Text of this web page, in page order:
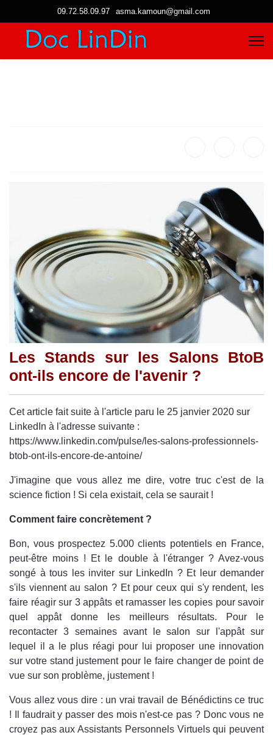
09.72.58.09.97 asma.kamoun@gmail.com
Les Stands sur les Salons BtoB
ont-ils encore de l'avenir ?
Cet article fait suite à l'article paru le 25 janvier 2020 sur
LinkedIn à l'adresse suivante :
https://www.linkedin.com/pulse/les-salons-professionnels-
btob-ont-ils-encore-de-antoine/
J'imagine que vous allez me dire, votre truc c'est de la
science fiction ! Si cela existait, cela se saurait !
Comment faire concrètement ?
Bon, vous prospectez 5.000 clients potentiels en France,
peut-être moins ! Et le double à l'étranger ? Avez-vous
songé à tous les inviter sur LinkedIn ? Et leur demander
s'ils viennent au salon ? Et pour ceux qui s'y rendent, les
faire réagir sur 3 appâts et ramasser les copies pour savoir
quel appât donne les meilleurs résultats. Pour le
recontacter 3 semaines avant le salon sur l'appât sur
lequel il a le plus réagi pour lui proposer une innovation
sur votre stand justement pour le faire changer de point de
vue sur son problème, justement !
Vous allez vous dire : un vrai travail de Bénédictins ce truc
! Il faudrait y passer des mois n'est-ce pas ? Donc vous ne
croyez pas aux Assistants Personnels Virtuels qui peuvent